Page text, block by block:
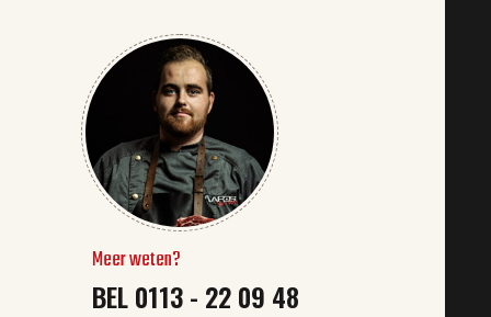
Meer weten?
BEL 0113 - 22 09 48